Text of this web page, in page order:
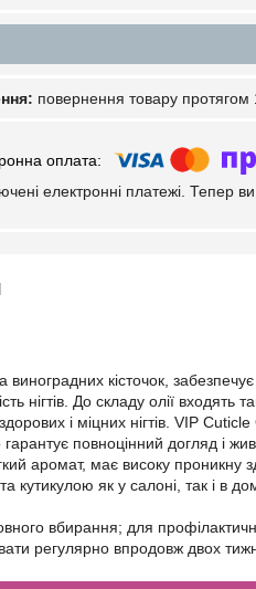
повернення товару протягом
електронні платежі. Тепер
кісточок,
нігтів. До складу олії входять
і міцних нігтів. VIP
повноцінний догляд і
аромат, має високу проникну
кутикулою як у салоні, так і в
вбирання; для
регулярно впродовж двох